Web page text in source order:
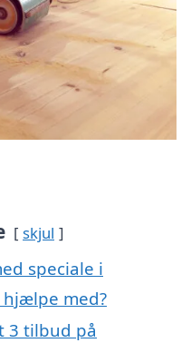
skjul
speciale i
med?
3 tilbud på